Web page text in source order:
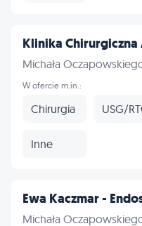
Klinika Chirurgiczna
Michała
W ofercie m.in.:
Chirurgia USG/
Inne
Ewa Kaczmar -
Michała